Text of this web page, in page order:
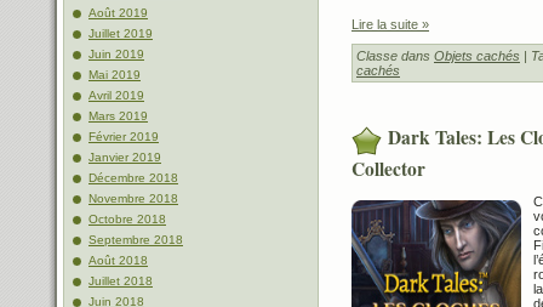
Août 2019
Juillet 2019
Juin 2019
Mai 2019
Avril 2019
Mars 2019
Février 2019
Janvier 2019
Décembre 2018
Novembre 2018
Octobre 2018
Septembre 2018
Août 2018
Juillet 2018
Juin 2018
Lire la suite »
Classe dans Objets cachés |
cachés
Dark Tales: Les
Collector